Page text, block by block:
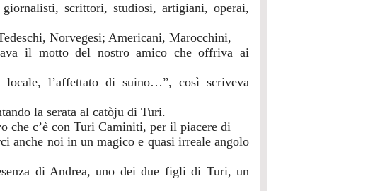
scrittori, studiosi, artigiani, operai,
Norvegesi; Americani, Marocchini,
il motto del nostro amico che offriva ai
l’affettato di suino…”, così scriveva
la serata al catòju di Turi.
che c’è con Turi Caminiti, per il piacere di
anche noi in un magico e quasi irreale angolo
di Andrea, uno dei due figli di Turi, un